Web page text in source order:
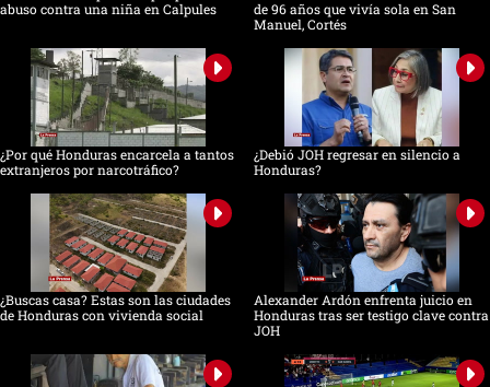
abuso contra una niña en Calpules
de 96 años que vivía sola en San
Manuel, Cortés
¿Por qué Honduras encarcela a tantos
extranjeros por narcotráfico?
¿Debió JOH regresar en silencio a
Honduras?
¿Buscas casa? Estas son las ciudades
de Honduras con vivienda social
Alexander Ardón enfrenta juicio en
Honduras tras ser testigo clave contra
JOH